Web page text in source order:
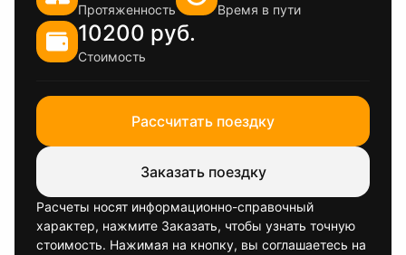
Протяженность Время в пути
10200 руб.
Стоимость
Рассчитать поездку
Заказать поездку
Расчеты носят информационно-справочный
характер, нажмите Заказать, чтобы узнать точную
стоимость. Нажимая на кнопку, вы соглашаетесь на